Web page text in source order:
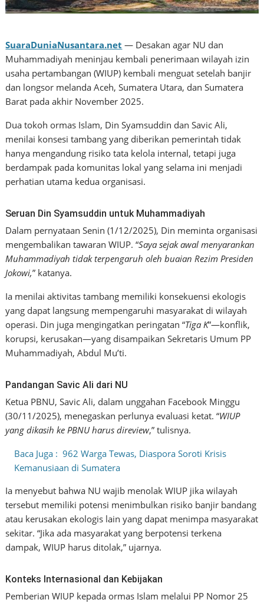
SuaraDuniaNusantara.net — Desakan agar NU dan
Muhammadiyah meninjau kembali penerimaan wilayah izin
usaha pertambangan (WIUP) kembali menguat setelah banjir
dan longsor melanda Aceh, Sumatera Utara, dan Sumatera
Barat pada akhir November 2025.
Dua tokoh ormas Islam, Din Syamsuddin dan Savic Ali,
menilai konsesi tambang yang diberikan pemerintah tidak
hanya mengandung risiko tata kelola internal, tetapi juga
berdampak pada komunitas lokal yang selama ini menjadi
perhatian utama kedua organisasi.
Seruan Din Syamsuddin untuk Muhammadiyah
Dalam pernyataan Senin (1/12/2025), Din meminta organisasi
mengembalikan tawaran WIUP. “Saya sejak awal menyarankan
Muhammadiyah tidak terpengaruh oleh buaian Rezim Presiden
Jokowi,” katanya.
Ia menilai aktivitas tambang memiliki konsekuensi ekologis
yang dapat langsung mempengaruhi masyarakat di wilayah
operasi. Din juga mengingatkan peringatan “Tiga K”—konflik,
korupsi, kerusakan—yang disampaikan Sekretaris Umum PP
Muhammadiyah, Abdul Mu’ti.
Pandangan Savic Ali dari NU
Ketua PBNU, Savic Ali, dalam unggahan Facebook Minggu
(30/11/2025), menegaskan perlunya evaluasi ketat. “WIUP
yang dikasih ke PBNU harus direview,” tulisnya.
Baca Juga : 962 Warga Tewas, Diaspora Soroti Krisis
Kemanusiaan di Sumatera
Ia menyebut bahwa NU wajib menolak WIUP jika wilayah
tersebut memiliki potensi menimbulkan risiko banjir bandang
atau kerusakan ekologis lain yang dapat menimpa masyarakat
sekitar. “Jika ada masyarakat yang berpotensi terkena
dampak, WIUP harus ditolak,” ujarnya.
Konteks Internasional dan Kebijakan
Pemberian WIUP kepada ormas Islam melalui PP Nomor 25